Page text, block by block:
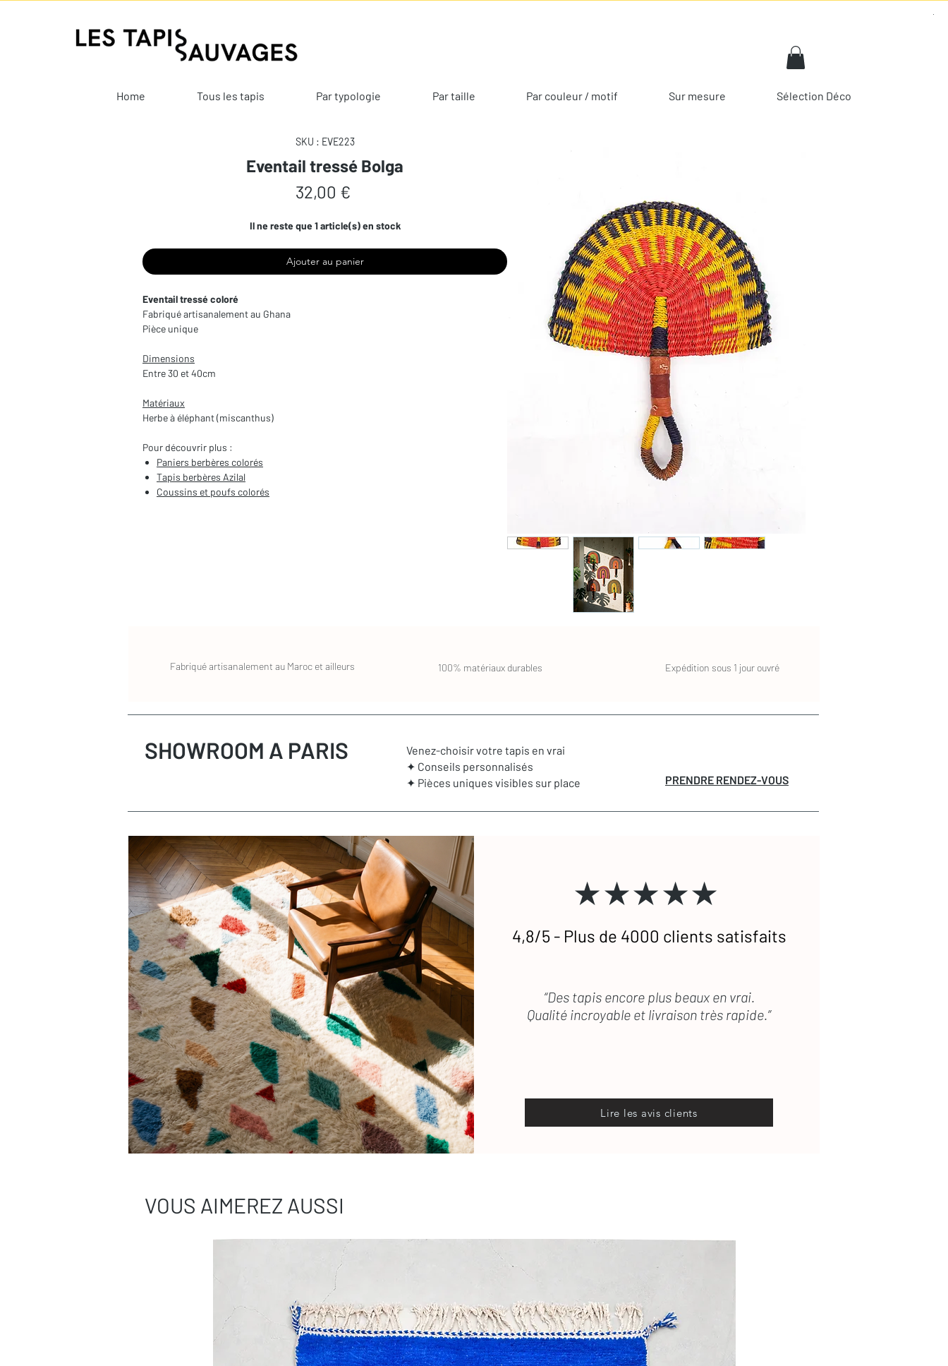
Home Tous les tapis Par typologie Par taille Par couleur / motif Sur mesure Sélection Déco
SKU : EVE223
Eventail tressé Bolga
32,00 €
Il ne reste que 1 article(s) en stock
Ajouter au panier
Eventail tressé coloré
Fabriqué artisanalement au Ghana
Pièce unique
Dimensions
Entre 30 et 40cm
Matériaux
Herbe à éléphant (miscanthus)
Pour découvrir plus :
Paniers berbères colorés
Tapis berbères Azilal
Coussins et poufs colorés
Fabriqué artisanalement au Maroc et ailleurs 100% matériaux durables Expédition sous 1 jour ouvré
SHOWROOM A PARIS
Venez-choisir votre tapis en vrai
✦ Conseils personnalisés
✦ Pièces uniques visibles sur place
PRENDRE RENDEZ-VOUS
★★★★★
4,8/5 - Plus de 4000 clients satisfaits
“Des tapis encore plus beaux en vrai.
Qualité incroyable et livraison très rapide.”
Lire les avis clients
VOUS AIMEREZ AUSSI